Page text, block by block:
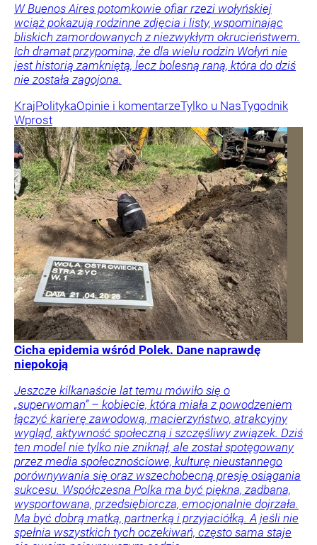
W Buenos Aires potomkowie ofiar rzezi wołyńskiej
wciąż pokazują rodzinne zdjęcia i listy, wspominając
bliskich zamordowanych z niezwykłym okrucieństwem.
Ich dramat przypomina, że dla wielu rodzin Wołyń nie
jest historią zamkniętą, lecz bolesną raną, która do dziś
nie została zagojona.
KrajPolitykaOpinie i komentarzeTylko u NasTygodnik
Wprost
Cicha epidemia wśród Polek. Dane naprawdę
niepokoją
Jeszcze kilkanaście lat temu mówiło się o
„superwoman” – kobiecie, która miała z powodzeniem
łączyć karierę zawodową, macierzyństwo, atrakcyjny
wygląd, aktywność społeczną i szczęśliwy związek. Dziś
ten model nie tylko nie zniknął, ale został spotęgowany
przez media społecznościowe, kulturę nieustannego
porównywania się oraz wszechobecną presję osiągania
sukcesu. Współczesna Polka ma być piękna, zadbana,
wysportowana, przedsiębiorcza, emocjonalnie dojrzała.
Ma być dobrą matką, partnerką i przyjaciółką. A jeśli nie
spełnia wszystkich tych oczekiwań, często sama staje